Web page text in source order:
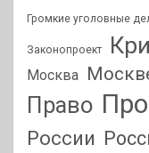
Громкие уголовные
Законопроект
Москва
Право
России